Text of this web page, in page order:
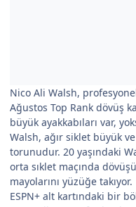
Nico Ali Walsh, profesyonel
Ağustos Top Rank dövüş
büyük ayakkabıları var,
Walsh, ağır siklet büyük
torunudur. 20 yaşındaki
orta sıklet maçında
mayolarını yüzüğe takıyor.
ESPN+ alt kartındaki bir